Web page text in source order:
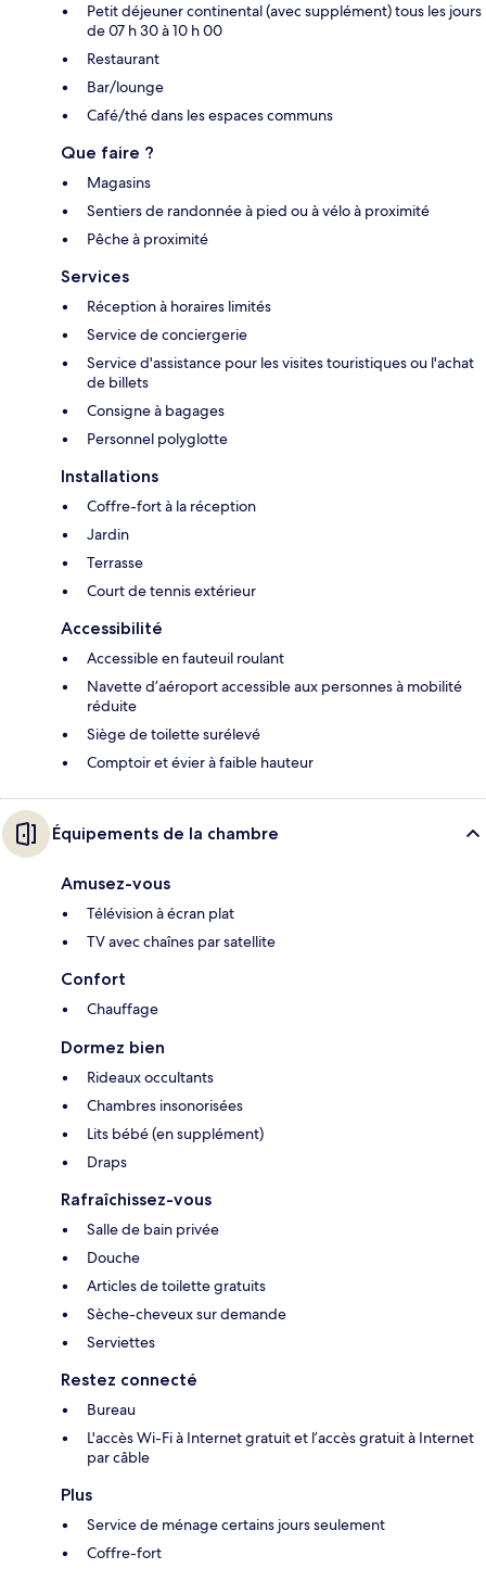
Petit déjeuner continental (avec supplément) tous les jours
de 07 h 30 à 10 h 00
Restaurant
Bar/lounge
Café/thé dans les espaces communs
Que faire ?
Magasins
Sentiers de randonnée à pied ou à vélo à proximité
Pêche à proximité
Services
Réception à horaires limités
Service de conciergerie
Service d'assistance pour les visites touristiques ou l'achat
de billets
Consigne à bagages
Personnel polyglotte
Installations
Coffre-fort à la réception
Jardin
Terrasse
Court de tennis extérieur
Accessibilité
Accessible en fauteuil roulant
Navette d’aéroport accessible aux personnes à mobilité
réduite
Siège de toilette surélevé
Comptoir et évier à faible hauteur
Équipements de la chambre
Amusez-vous
Télévision à écran plat
TV avec chaînes par satellite
Confort
Chauffage
Dormez bien
Rideaux occultants
Chambres insonorisées
Lits bébé (en supplément)
Draps
Rafraîchissez-vous
Salle de bain privée
Douche
Articles de toilette gratuits
Sèche-cheveux sur demande
Serviettes
Restez connecté
Bureau
L'accès Wi-Fi à Internet gratuit et l’accès gratuit à Internet
par câble
Plus
Service de ménage certains jours seulement
Coffre-fort